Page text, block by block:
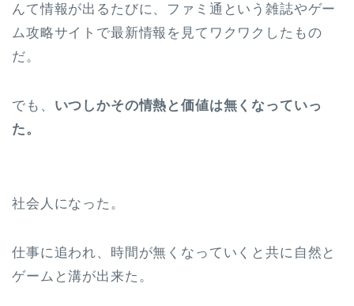
んて情報が出るたびに、ファミ通という雑誌やゲー
ム攻略サイトで最新情報を見てワクワクしたもの
だ。
でも、 いつしかその情熱と価値は無くなっていっ
た。
社会人になった。
仕事に追われ、時間が無くなっていくと共に自然と
ゲームと溝が出来た。